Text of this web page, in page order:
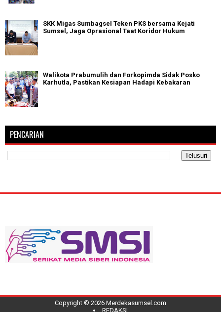
SKK Migas Sumbagsel Teken PKS bersama Kejati
Sumsel, Jaga Oprasional Taat Koridor Hukum
Walikota Prabumulih dan Forkopimda Sidak Posko
Karhutla, Pastikan Kesiapan Hadapi Kebakaran
PENCARIAN
Copyright © 2026 Merdekasumsel.com
REDAKSI